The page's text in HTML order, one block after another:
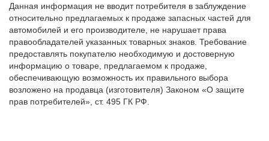
Данная информация не вводит потребителя в заблуждение
относительно предлагаемых к продаже запасных частей для
автомобилей и его производителе, не нарушает права
правообладателей указанных товарных знаков. Требование
предоставлять покупателю необходимую и достоверную
информацию о товаре, предлагаемом к продаже,
обеспечивающую возможность их правильного выбора
возложено на продавца (изготовителя) Законом «О защите
прав потребителей», ст. 495 ГК РФ.